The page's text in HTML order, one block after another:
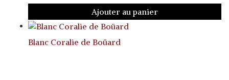
Ajouter au panier
Blanc Coralie de Boüard